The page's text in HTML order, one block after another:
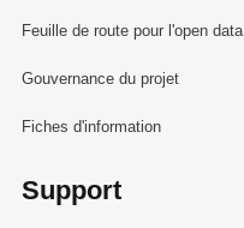
Feuille de route pour l'open data
Gouvernance du projet
Fiches d'information
Support